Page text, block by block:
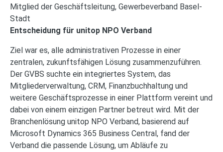
Mitglied der Geschäftsleitung, Gewerbeverband Basel-
Stadt
Entscheidung für unitop NPO Verband
Ziel war es, alle administrativen Prozesse in einer
zentralen, zukunftsfähigen Lösung zusammenzuführen.
Der GVBS suchte ein integriertes System, das
Mitgliederverwaltung, CRM, Finanzbuchhaltung und
weitere Geschäftsprozesse in einer Plattform vereint und
dabei von einem einzigen Partner betreut wird. Mit der
Branchenlösung unitop NPO Verband, basierend auf
Microsoft Dynamics 365 Business Central, fand der
Verband die passende Lösung, um Abläufe zu